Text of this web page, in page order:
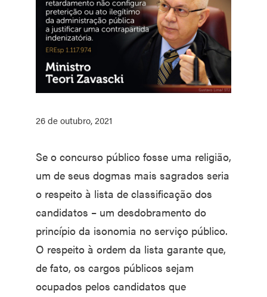
26 de outubro, 2021
Se o concurso público fosse uma religião,
um de seus dogmas mais sagrados seria
o respeito à lista de classificação dos
candidatos – um desdobramento do
princípio da isonomia no serviço público.
O respeito à ordem da lista garante que,
de fato, os cargos públicos sejam
ocupados pelos candidatos que